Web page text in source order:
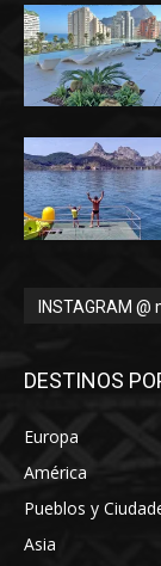
INSTAGRAM
DESTINOS
Europa
América
Pueblos y
Asia